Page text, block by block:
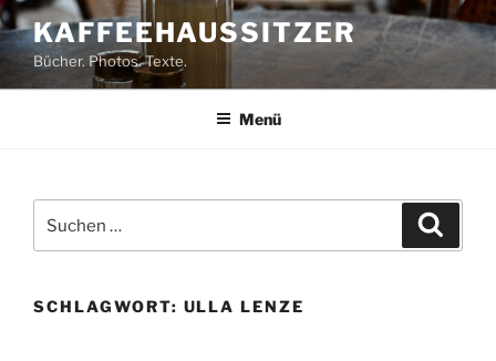
Zum
Inhalt
springen
KAFFEEHAUSSITZER
Bücher. Photos. Texte.
Menü
nach:
SCHLAGWORT: ULLA LENZE